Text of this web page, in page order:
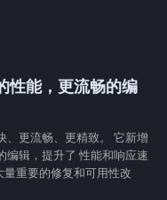
性能，更流畅的编
、更流畅、更精致。 它新增
编辑，提升了 性能和响应速
重要的修复和可用性改